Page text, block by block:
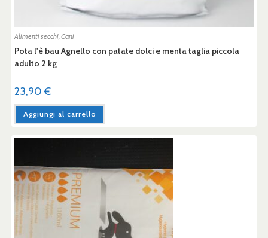
Alimenti secchi, Cani
Pota l'è bau Agnello con patate dolci e menta taglia piccola
adulto 2 kg
23,90€
Aggiungi al carrello